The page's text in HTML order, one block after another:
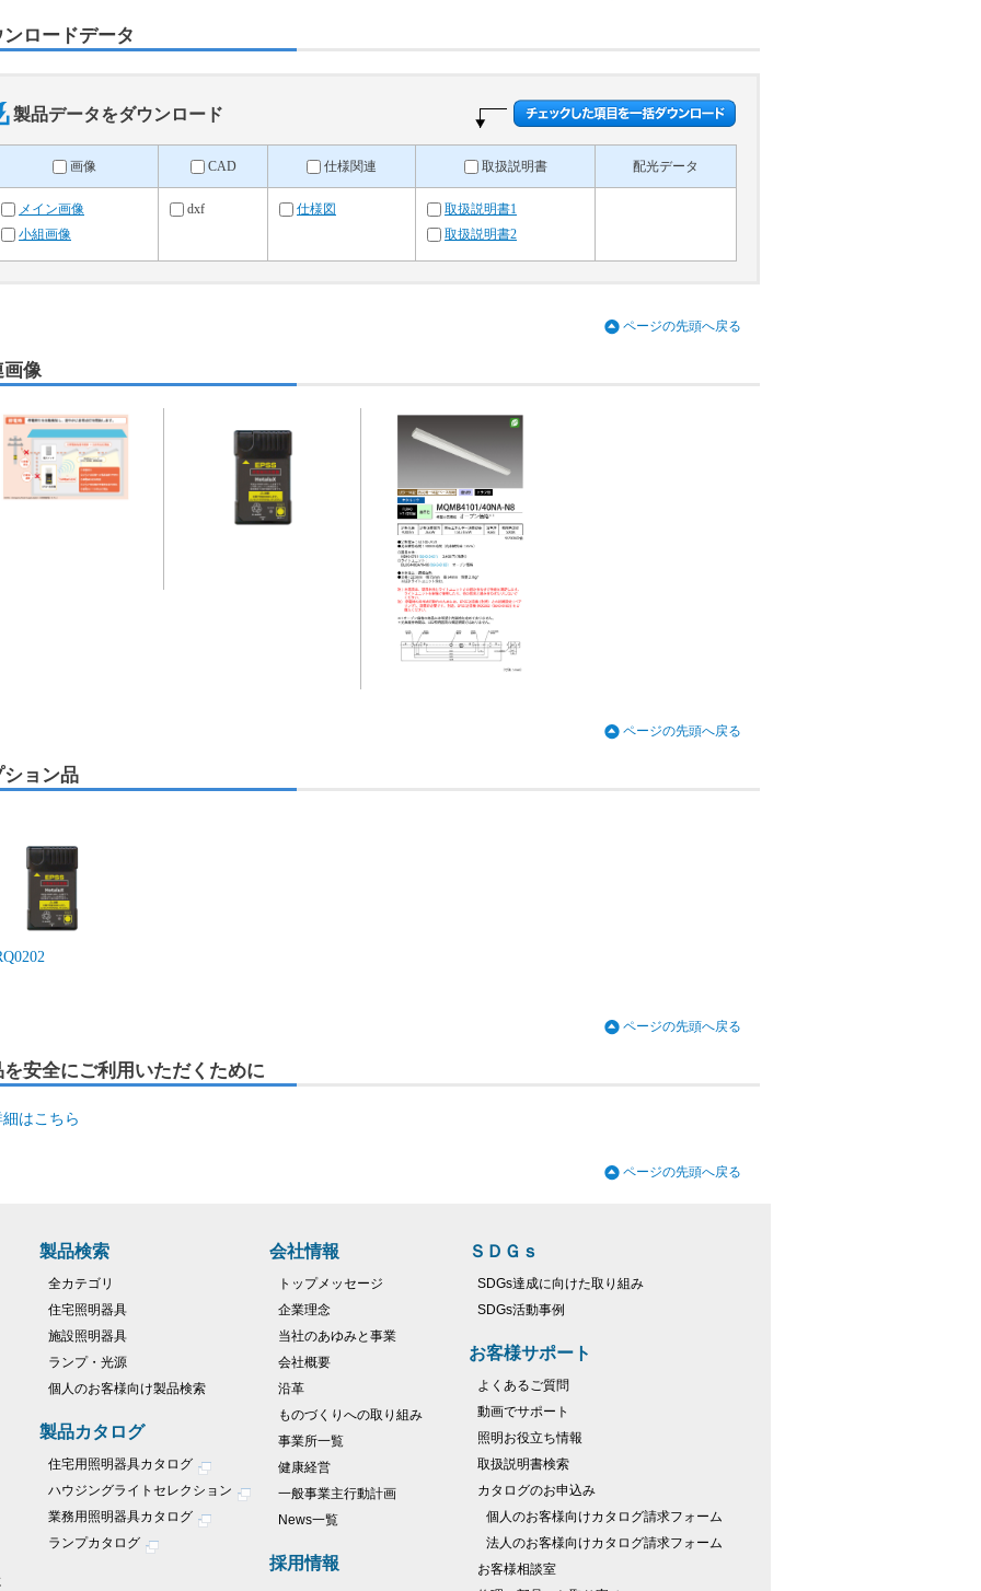
ロードデータ
製品データをダウンロード
画像 CAD 仕様関連 取扱説明書 配光データ
メイン画像
小組画像
dxf 仕様図
取扱説明書1
取扱説明書2
ページの先頭へ戻る
画像
ページの先頭へ戻る
ション品
ページの先頭へ戻る
を安全にご利用いただくために
細はこちら
ページの先頭へ戻る
製品検索
全カテゴリ
住宅照明器具
施設照明器具
ランプ・光源
個人のお客様向け製品検索
製品カタログ
住宅用照明器具カタログ
ハウジングライトセレクション
業務用照明器具カタログ
ランプカタログ
会社情報
トップメッセージ
企業理念
当社のあゆみと事業
会社概要
沿革
ものづくりへの取り組み
事業所一覧
健康経営
一般事業主行動計画
News一覧
採用情報
ＳＤＧｓ
SDGs達成に向けた取り組み
SDGs活動事例
お客様サポート
よくあるご質問
動画でサポート
照明お役立ち情報
取扱説明書検索
カタログのお申込み
個人のお客様向けカタログ請求フォーム
法人のお客様向けカタログ請求フォーム
お客様相談室